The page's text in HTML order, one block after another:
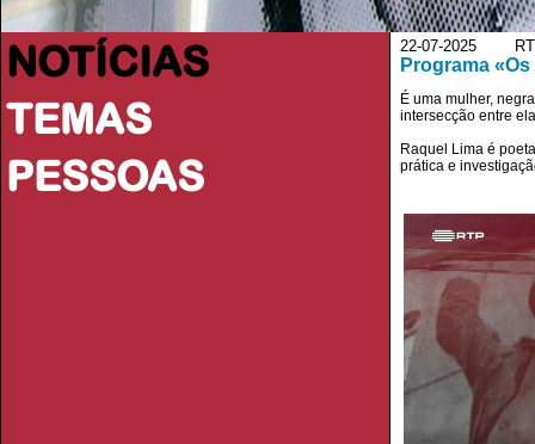
NOTÍCIAS
TEMAS
PESSOAS
22-07-2025
Programa
É uma mulher,
intersecção entre
Raquel Lima é
prática e